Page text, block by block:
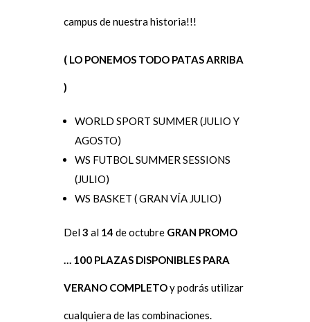
campus de nuestra historia!!!
( LO PONEMOS TODO PATAS ARRIBA
)
WORLD SPORT SUMMER (JULIO Y
AGOSTO)
WS FUTBOL SUMMER SESSIONS
(JULIO)
WS BASKET ( GRAN VÍA JULIO)
Del3 al 14 de octubre GRAN PROMO
… 100 PLAZAS DISPONIBLES PARA
VERANO COMPLETOy podrás utilizar
cualquiera de las combinaciones.